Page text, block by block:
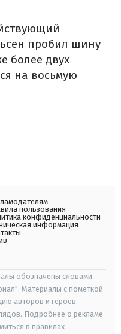
пробил шину
более двух
на восьмую
пользования
конфиденциальности
информация
обозначены словами
Материалы с пометкой
авторов и героев.
Подробнее о рекламе
в правилах